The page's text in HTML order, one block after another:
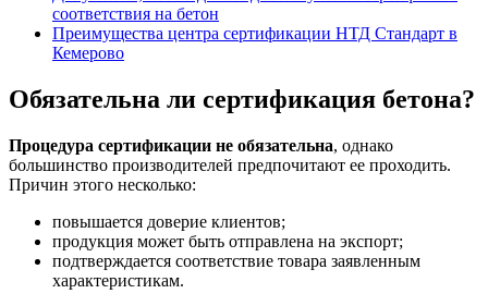
соответствия на бетон
Преимущества центра сертификации НТД Стандарт в
Кемерово
Обязательна ли сертификация бетона?
Процедура сертификации не обязательна, однако
большинство производителей предпочитают ее проходить.
Причин этого несколько:
повышается доверие клиентов;
продукция может быть отправлена на экспорт;
подтверждается соответствие товара заявленным
характеристикам.